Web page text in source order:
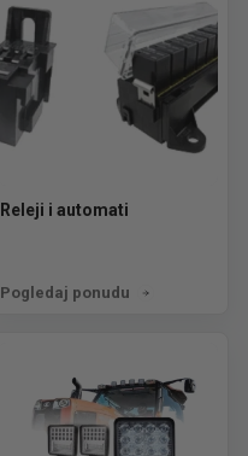
Releji i automati
Pogledaj ponudu